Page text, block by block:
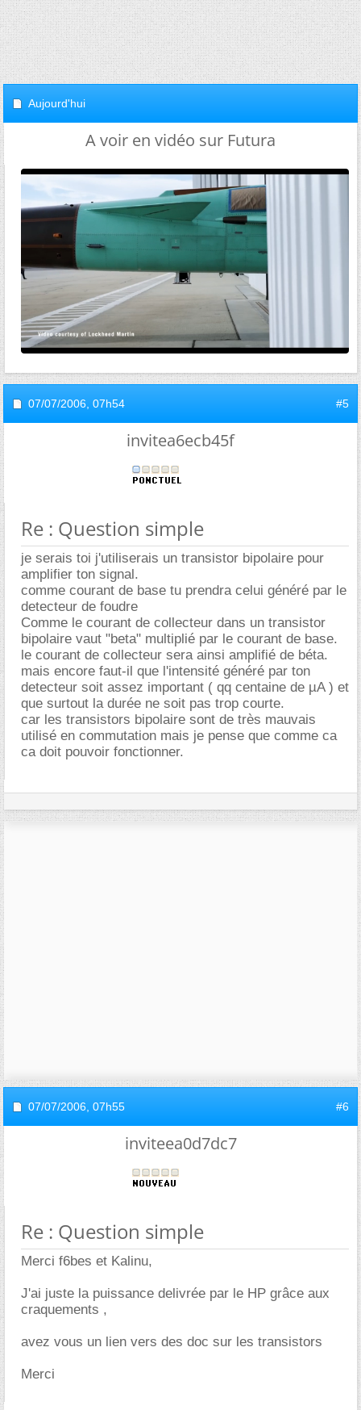
Aujourd'hui
A voir en vidéo sur Futura
07/07/2006, 07h54 #5
invitea6ecb45f
Re : Question simple
je serais toi j'utiliserais un transistor bipolaire pour
amplifier ton signal.
comme courant de base tu prendra celui généré par le
detecteur de foudre
Comme le courant de collecteur dans un transistor
bipolaire vaut "beta" multiplié par le courant de base.
le courant de collecteur sera ainsi amplifié de béta.
mais encore faut-il que l'intensité généré par ton
detecteur soit assez important ( qq centaine de µA ) et
que surtout la durée ne soit pas trop courte.
car les transistors bipolaire sont de très mauvais
utilisé en commutation mais je pense que comme ca
ca doit pouvoir fonctionner.
07/07/2006, 07h55 #6
inviteea0d7dc7
Re : Question simple
Merci f6bes et Kalinu,
J'ai juste la puissance delivrée par le HP grâce aux
craquements ,
avez vous un lien vers des doc sur les transistors
Merci